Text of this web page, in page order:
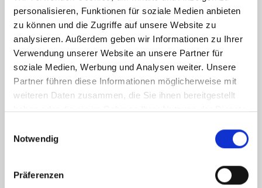
personalisieren, Funktionen für soziale Medien anbieten
zu können und die Zugriffe auf unsere Website zu
analysieren. Außerdem geben wir Informationen zu Ihrer
Verwendung unserer Website an unsere Partner für
soziale Medien, Werbung und Analysen weiter. Unsere
Partner führen diese Informationen möglicherweise mit
weiteren Daten zusammen, die Sie ihnen bereitgestellt
haben oder die sie im Rahmen Ihrer Nutzung der Dienste
Notwendig
Präferenzen
Weitere Informationen
Wesentlicher Energieträger
Öl
Energieausweis Ausstelldatum
2023-05-22
Energieausweis Jahrgang
ab dem 1.5.2014
Energieausweis Baujahr